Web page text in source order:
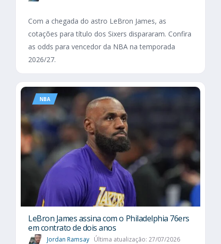
Com a chegada do astro LeBron James, as
cotações para título dos Sixers dispararam. Confira
as odds para vencedor da NBA na temporada
2026/27.
NBA
LeBron James assina com o Philadelphia 76ers
em contrato de dois anos
Jordan Ramsay Última atualização: 27/07/2026